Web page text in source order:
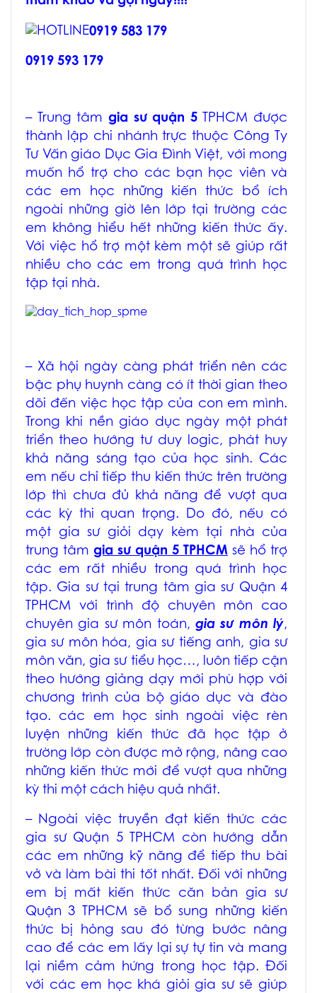
0919 583 179
0919 593 179
– Trung tâm gia sư quận 5TPHCM được
thành lập chi nhánh trực thuộc Công Ty
Tư Vấn giáo Dục Gia Đình Việt, với mong
muốn hổ trợ cho các bạn học viên và
các em học những kiến thức bổ ích
ngoài những giờ lên lớp tại trường các
em không hiểu hết những kiến thức ấy.
Với việc hổ trợ một kèm một sẽ giúp rất
nhiều cho các em trong quá trình học
tập tại nhà.
– Xã hội ngày càng phát triển nên các
bậc phụ huynh càng có ít thời gian theo
dõi đến việc học tập của con em mình.
Trong khi nền giáo dục ngày một phát
triển theo hướng tư duy logic, phát huy
khả năng sáng tạo của học sinh. Các
em nếu chỉ tiếp thu kiến thức trên trường
lớp thì chưa đủ khả năng để vượt qua
các kỳ thi quan trọng. Do đó, nếu có
một gia sư giỏi dạy kèm tại nhà của
trung tâm gia sư quận 5 TPHCM sẽ hổ trợ
các em rất nhiều trong quá trình học
tập. Gia sư tại trung tâm gia sư Quận 4
TPHCM với trình độ chuyên môn cao
chuyên gia sư môn toán, gia sư môn lý,
gia sư môn hóa, gia sư tiếng anh, gia sư
môn văn, gia sư tiểu học…, luôn tiếp cận
theo hướng giảng dạy mới phù hợp với
chương trình của bộ giáo dục và đào
tạo. các em học sinh ngoài việc rèn
luyện những kiến thức đã học tập ở
trường lớp còn được mở rộng, nâng cao
những kiến thức mới để vượt qua những
kỳ thi một cách hiệu quả nhất.
– Ngoài việc truyền đạt kiến thức các
gia sư Quận 5 TPHCM còn hướng dẫn
các em những kỹ năng để tiếp thu bài
vở và làm bài thi tốt nhất. Đối với những
em bị mất kiến thức căn bản gia sư
Quận 3 TPHCM sẽ bổ sung những kiến
thức bị hỏng sau đó từng bước nâng
cao để các em lấy lại sự tự tin và mang
lại niềm cảm hứng trong học tập. Đối
với các em học khá giỏi gia sư sẽ giúp